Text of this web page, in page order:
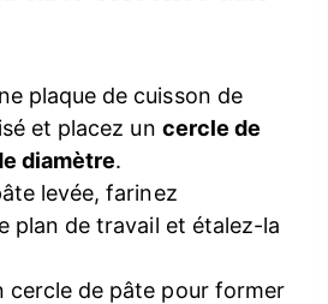
plaque de cuisson de
et placez un cercle de
diamètre.
levée, farinez
plan de travail et étalez-la
cercle de pâte pour former